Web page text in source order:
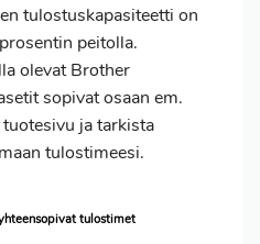
tulostuskapasiteetti on
peitolla.
olevat Brother
sopivat osaan em.
ja tarkista
tulostimeesi.
tulostimet